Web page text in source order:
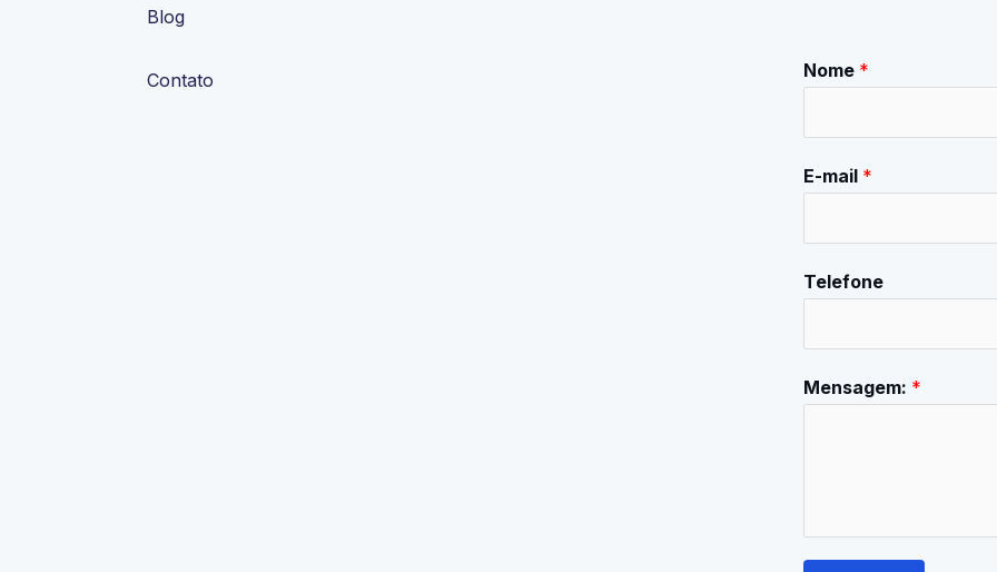
Blog
Contato Nome *
E-mail *
Telefone
Mensagem: *